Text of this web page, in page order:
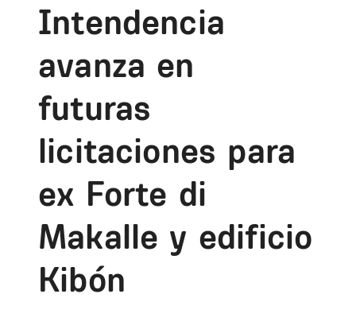
Intendencia
avanza en
futuras
licitaciones para
ex Forte di
Makalle y edificio
Kibón